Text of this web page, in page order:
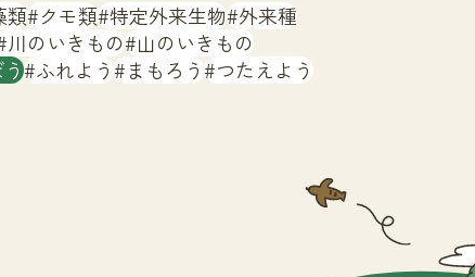
類 クモ類 特定外来生物 外来種
川のいきもの 山のいきもの
う ふれよう まもろう つたえよう